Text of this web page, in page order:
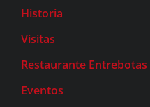
Historia
Visitas
Restaurante Entrebotas
Eventos